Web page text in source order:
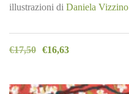
illustrazioni di Daniela Vizzino
€17,50 €16,63